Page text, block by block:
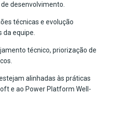
desenvolvimento.
técnicas e evolução
equipe.
técnico, priorização de
alinhadas às práticas
e ao Power Platform Well-